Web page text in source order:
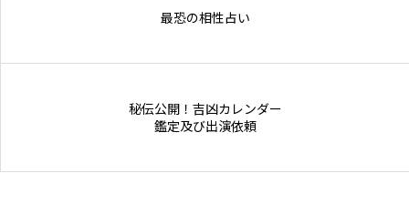
最恐の相性占い
秘伝公開！吉凶カレンダー
鑑定及び出演依頼